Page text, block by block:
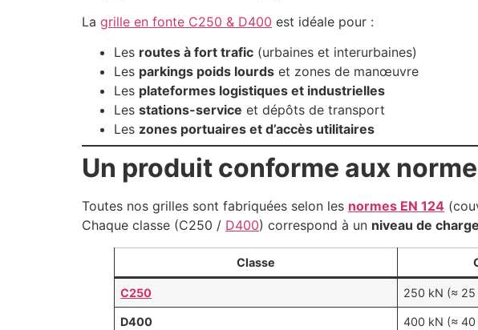
La grille en fonte C250 & D400 est idéale pour :
Les routes à fort trafic (urbaines et interurbaines)
Les parkings poids lourds et zones de manœuvre
Les plateformes logistiques et industrielles
Les stations-service et dépôts de transport
Les zones portuaires et d’accès utilitaires
Un produit conforme aux
Toutes nos grilles sont fabriquées selon les normes EN 124
Chaque classe (C250 / D400) correspond à un niveau de
Classe
C250 250 kN (≈ 25
D400 400 kN (≈ 40